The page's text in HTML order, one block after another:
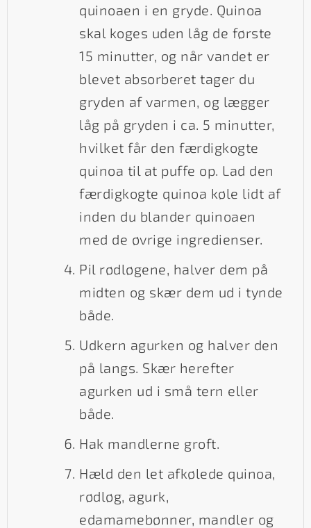
quinoaen i en gryde. Quinoa
skal koges uden låg de første
15 minutter, og når vandet er
blevet absorberet tager du
gryden af varmen, og lægger
låg på gryden i ca. 5 minutter,
hvilket får den færdigkogte
quinoa til at puffe op. Lad den
færdigkogte quinoa køle lidt af
inden du blander quinoaen
med de øvrige ingredienser.
Pil rødløgene, halver dem på
midten og skær dem ud i tynde
både.
Udkern agurken og halver den
på langs. Skær herefter
agurken ud i små tern eller
både.
Hak mandlerne groft.
Hæld den let afkølede quinoa,
rødløg, agurk,
edamamebønner, mandler og